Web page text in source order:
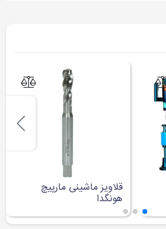
قلاویز ماشینی مارپیچ
هونگدا